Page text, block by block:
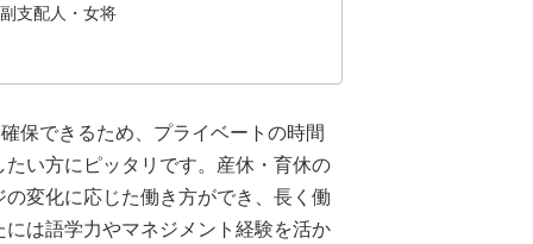
支配人・女将
保できるため、プライベートの時間
い方にピッタリです。産休・育休の
変化に応じた働き方ができ、長く働
は語学力やマネジメント経験を活か